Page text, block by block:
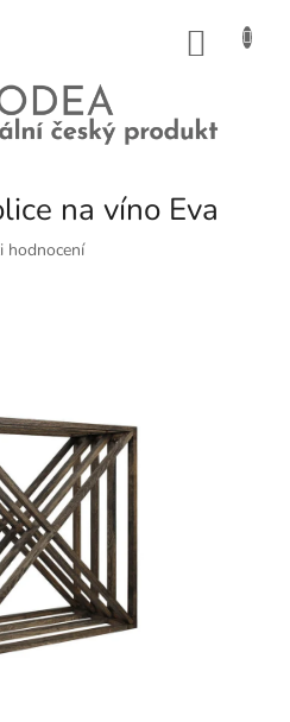
na víno Eva
hodnocení